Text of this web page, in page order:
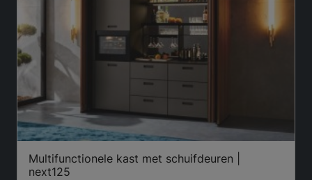
Multifunctionele kast met schuifdeuren |
next125